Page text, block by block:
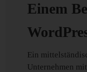
Einem
Ein
Unternehmen